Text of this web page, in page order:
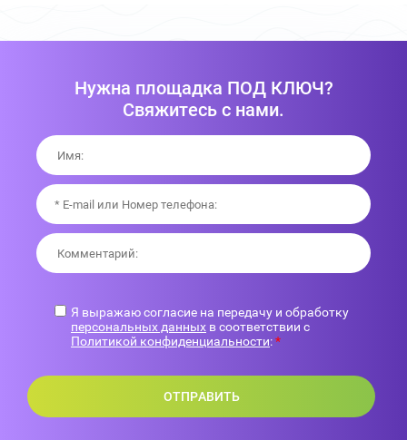
Нужна площадка ПОД КЛЮЧ?
Свяжитесь с нами.
Я выражаю согласие на передачу и обработку
персональных данных в соответствии с
Политикой конфиденциальности:*
ОТПРАВИТЬ